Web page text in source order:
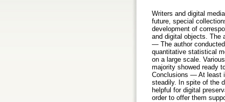
Writers and digital
future, special
development of
and digital objects. The
— The author
quantitative statistical
on a large scale.
majority showed ready
Conclusions — At least
steadily. In spite of the
helpful for digital
order to offer them